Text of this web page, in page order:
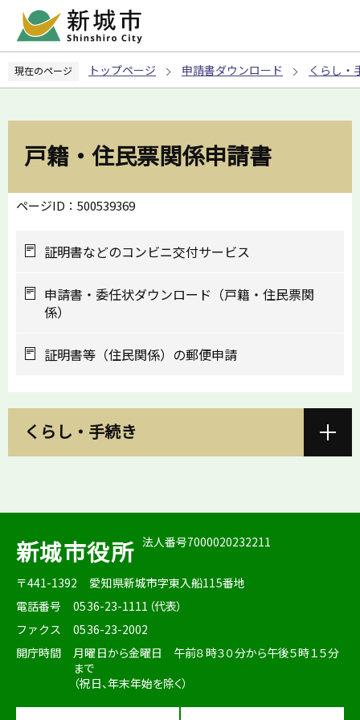
ペ
の
現在のページ トップページ 申請書ダウンロード くらし・
戸籍・住民票関係申請書
ページID：500539369
証明書などのコンビニ交付サービス
申請書・委任状ダウンロード（戸籍・住民票関
係）
証明書等（住民関係）の郵便申請
くらし・手続き
新城市役所 法人番号7000020232211
〒441-1392
愛知県新城市字東入船115番地
電話番号
0536-23-1111（代表）
ファクス
0536-23-2002
開庁時間
月曜日から金曜日 午前８時３０分から午後５時１５分
まで
（祝日、年末年始を除く）